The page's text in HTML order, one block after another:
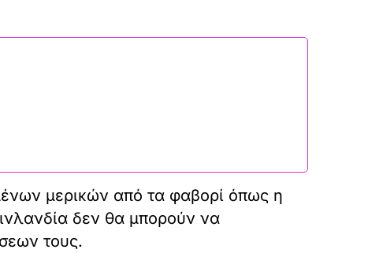
μερικών από τα φαβορί όπως η
δεν θα μπορούν να
τους.